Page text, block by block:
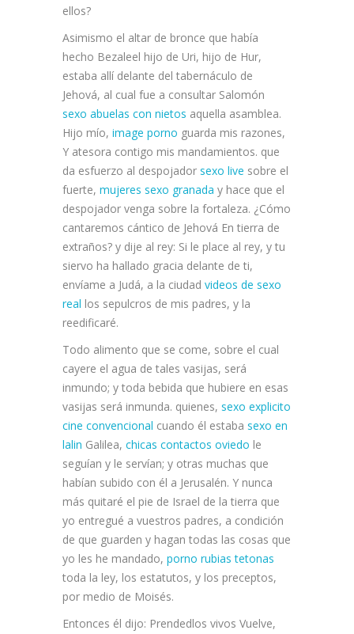
ellos?
Asimismo el altar de bronce que había
hecho Bezaleel hijo de Uri, hijo de Hur,
estaba allí delante del tabernáculo de
Jehová, al cual fue a consultar Salomón
sexo abuelas con nietos aquella asamblea.
Hijo mío, image porno guarda mis razones,
Y atesora contigo mis mandamientos. que
da esfuerzo al despojador sexo live sobre el
fuerte, mujeres sexo granada y hace que el
despojador venga sobre la fortaleza. ¿Cómo
cantaremos cántico de Jehová En tierra de
extraños? y dije al rey: Si le place al rey, y tu
siervo ha hallado gracia delante de ti,
envíame a Judá, a la ciudad videos de sexo
real los sepulcros de mis padres, y la
reedificaré.
Todo alimento que se come, sobre el cual
cayere el agua de tales vasijas, será
inmundo; y toda bebida que hubiere en esas
vasijas será inmunda. quienes, sexo explicito
cine convencional cuando él estaba sexo en
lalin Galilea, chicas contactos oviedo le
seguían y le servían; y otras muchas que
habían subido con él a Jerusalén. Y nunca
más quitaré el pie de Israel de la tierra que
yo entregué a vuestros padres, a condición
de que guarden y hagan todas las cosas que
yo les he mandado, porno rubias tetonas
toda la ley, los estatutos, y los preceptos,
por medio de Moisés.
Entonces él dijo: Prendedlos vivos Vuelve,